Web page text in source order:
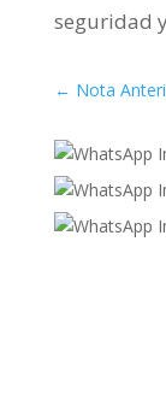
seguridad
← Nota